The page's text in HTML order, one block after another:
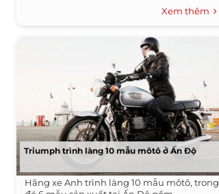
Xem thêm
Triumph trình làng 10 mẫu môtô ở Ấn Độ
Hãng xe Anh trình làng 10 mẫu môtô, trong